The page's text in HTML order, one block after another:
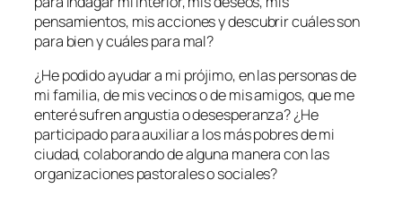
pensamientos, mis acciones y descubrir cuáles son
para bien y cuáles para mal?
¿He podido ayudar a mi prójimo, en las personas de
mi familia, de mis vecinos o de mis amigos, que me
enteré sufren angustia o desesperanza? ¿He
participado para auxiliar a los más pobres de mi
ciudad, colaborando de alguna manera con las
organizaciones pastorales o sociales?